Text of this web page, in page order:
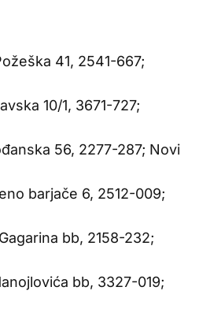
41, 2541-667;
10/1, 3671-727;
56, 2277-287; Novi
barjače 6, 2512-009;
bb, 2158-232;
bb, 3327-019;